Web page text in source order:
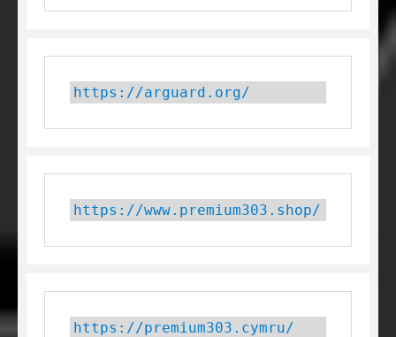
https://arguard.org/
https://www.premium303.shop/
https://premium303.cymru/